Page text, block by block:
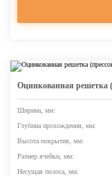
Оцинкованная решетка
Ширина, мм:
Глубина прохождения, мм:
Высота покрытия, мм:
Размер ячейки, мм:
Несущая полоса, мм: